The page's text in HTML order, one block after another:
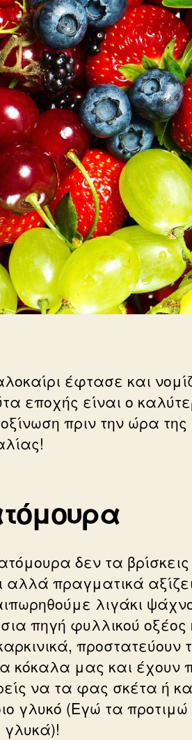
έφτασε και
εποχής είναι ο
πριν την ώρα
δεν τα
αλλά πραγματικά
λιγάκι
πηγή φυλλικού οξέος
κόκαλα μας και έχουν
να τα φας σκέτα ή
γλυκό (Εγώ τα προτιμώ